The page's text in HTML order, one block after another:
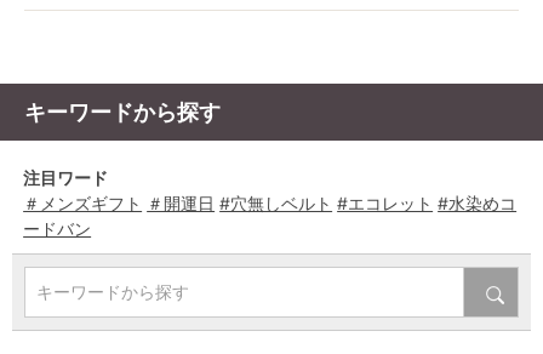
キーワードから探す
注目ワード
＃メンズギフト ＃開運日 #穴無しベルト #エコレット #水染めコ
ードバン
キーワードから探す